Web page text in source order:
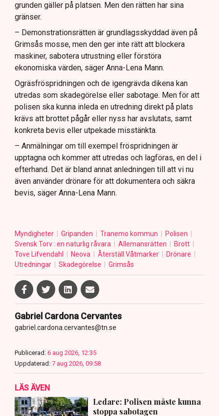
grunden gäller på platsen. Men den rätten har sina
gränser.
– Demonstrationsrätten är grundlagsskyddad även på
Grimsås mosse, men den ger inte rätt att blockera
maskiner, sabotera utrustning eller förstöra
ekonomiska värden, säger Anna-Lena Mann.
Ogräsfröspridningen och de igengrävda dikena kan
utredas som skadegörelse eller sabotage. Men för att
polisen ska kunna inleda en utredning direkt på plats
krävs att brottet pågår eller nyss har avslutats, samt
konkreta bevis eller utpekade misstänkta.
– Anmälningar om till exempel fröspridningen är
upptagna och kommer att utredas och lagföras, en del i
efterhand. Det är bland annat anledningen till att vi nu
även använder drönare för att dokumentera och säkra
bevis, säger Anna-Lena Mann.
Myndigheter Gripanden Tranemo kommun
Polisen
Svensk Torv : en naturlig råvara
Allemansrätten
Brott
Tove Lifvendahl
Neova Återställ Våtmarker
Drönare
Utredningar
Skadegörelse Grimsås
Gabriel Cardona Cervantes
gabriel.cardona.cervantes@tn.se
Publicerad: 6 aug 2026, 12:35
Uppdaterad: 7 aug 2026, 09:58
LÄS ÄVEN
Ledare: Polisen måste kunna
stoppa sabotagen